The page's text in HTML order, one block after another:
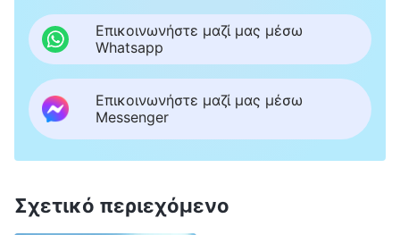
Επικοινωνήστε μαζί μας μέσω
Whatsapp
Επικοινωνήστε μαζί μας μέσω
Messenger
Σχετικό περιεχόμενο